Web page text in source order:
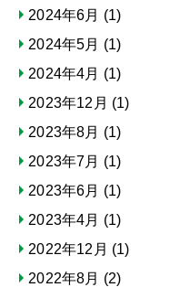
2024年6月 (1)
2024年5月 (1)
2024年4月 (1)
2023年12月 (1)
2023年8月 (1)
2023年7月 (1)
2023年6月 (1)
2023年4月 (1)
2022年12月 (1)
2022年8月 (2)